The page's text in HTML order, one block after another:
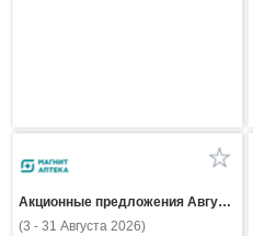
Акционные предложения Августа
(3 - 31 Августа 2026)